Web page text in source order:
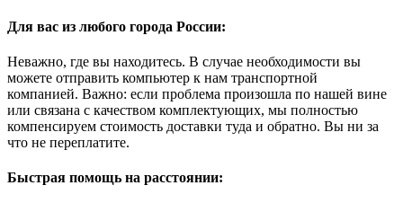
Для вас из любого города России:
Неважно, где вы находитесь. В случае необходимости вы
можете отправить компьютер к нам транспортной
компанией. Важно: если проблема произошла по нашей вине
или связана с качеством комплектующих, мы полностью
компенсируем стоимость доставки туда и обратно. Вы ни за
что не переплатите.
Быстрая помощь на расстоянии: